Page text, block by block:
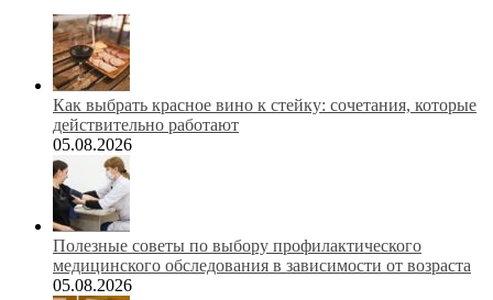
Как выбрать красное вино к стейку: сочетания, которые
действительно работают
05.08.2026
Полезные советы по выбору профилактического
медицинского обследования в зависимости от возраста
05.08.2026